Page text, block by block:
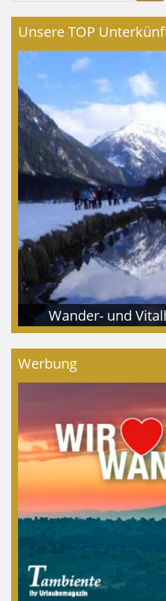
Unsere TOP
Wander- und
Werbung